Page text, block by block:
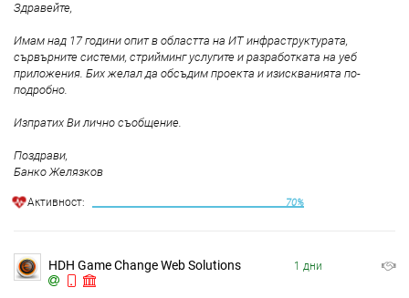
Здравейте,
Имам над 17 години опит в областта на ИТ инфраструктурата,
сървърните системи, стрийминг услугите и разработката на уеб
приложения. Бих желал да обсъдим проекта и изискванията по-
подробно.
Изпратих Ви лично съобщение.
Поздрави,
Банко Желязков
Aктивност: 70%
HDH Game Change Web Solutions 1 дни